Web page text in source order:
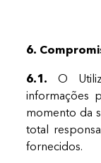
6.
6.1. O
informações
momento da
total
fornecidos.